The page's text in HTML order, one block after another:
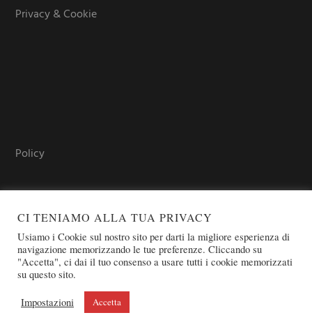
Privacy & Cookie
Policy
JERUSALEM - KNIGHTS OF MALTA - OSJ
CI TENIAMO ALLA TUA PRIVACY
Usiamo i Cookie sul nostro sito per darti la migliore esperienza di
navigazione memorizzando le tue preferenze. Cliccando su
"Accetta", ci dai il tuo consenso a usare tutti i cookie memorizzati
su questo sito.
Impostazioni Accetta